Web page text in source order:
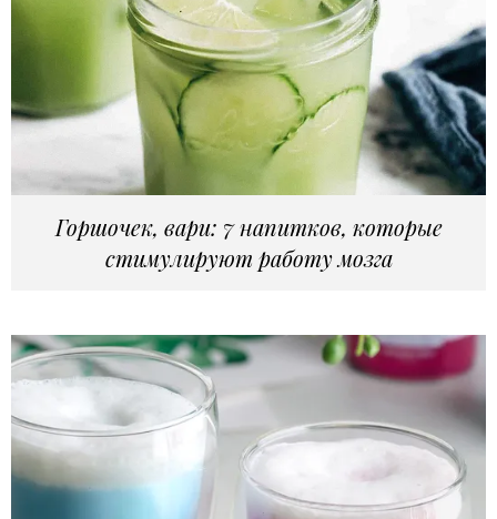
Горшочек, вари: 7 напитков, которые
стимулируют работу мозга